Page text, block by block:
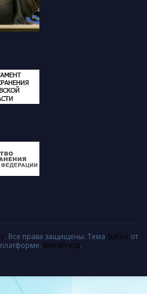
. Все права защищены. Тема Suffice от
WordPress.